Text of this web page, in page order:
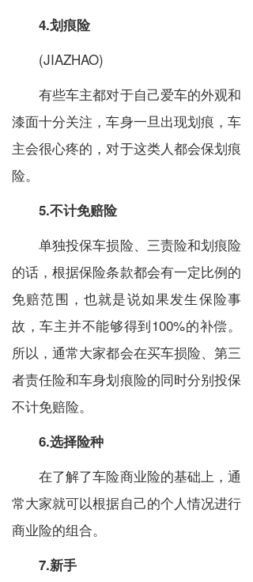
4.划痕险
(JIAZHAO)
有些车主都对于自己爱车的外观和
漆面十分关注，车身一旦出现划痕，车
主会很心疼的，对于这类人都会保划痕
险。
5.不计免赔险
单独投保车损险、三责险和划痕险
的话，根据保险条款都会有一定比例的
免赔范围，也就是说如果发生保险事
故，车主并不能够得到100%的补偿。
所以，通常大家都会在买车损险、第三
者责任险和车身划痕险的同时分别投保
不计免赔险。
6.选择险种
在了解了车险商业险的基础上，通
常大家就可以根据自己的个人情况进行
商业险的组合。
7.新手